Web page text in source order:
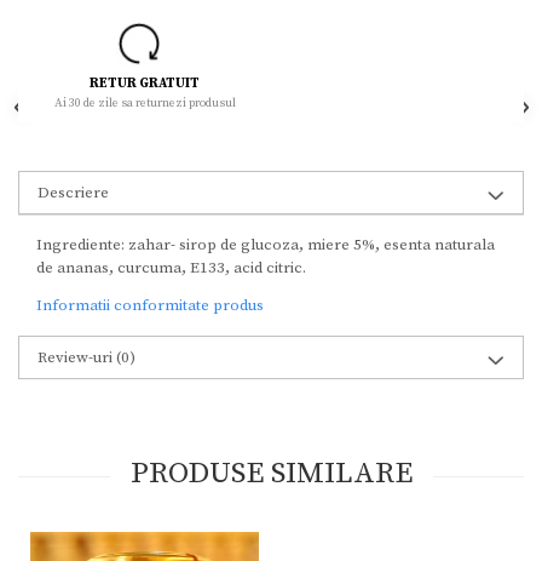
RETUR GRATUIT
Ai 30 de zile sa returnezi produsul
Descriere
Ingrediente: zahar- sirop de glucoza, miere 5%, esenta naturala
de ananas, curcuma, E133, acid citric.
Informatii conformitate produs
Review-uri(0)
PRODUSE SIMILARE